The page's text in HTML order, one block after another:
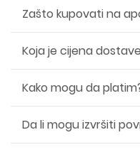
Zašto kupovati na
Koja je cijena
Kako mogu da
Da li mogu izvršiti